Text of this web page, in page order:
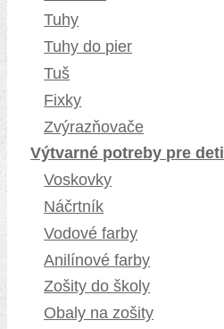
Tuhy
Tuhy do pier
Tuš
Fixky
Zvýrazňovače
Výtvarné potreby pre deti
Voskovky
Náčrtník
Vodové farby
Anilínové farby
Zošity do školy
Obaly na zošity